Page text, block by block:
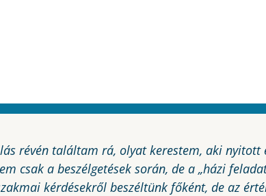
révén találtam rá, olyat kerestem, aki
csak a beszélgetések során, de a „házi
kérdésekről beszéltünk főként, de az